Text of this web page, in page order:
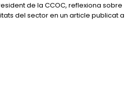
de la CCOC, reflexiona sobre
del sector en un article publicat a